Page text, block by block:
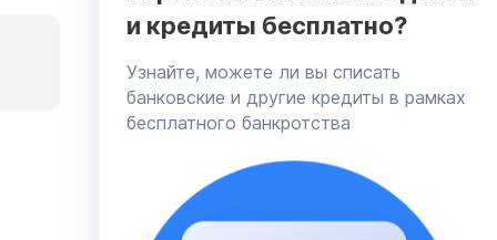
и кредиты бесплатно?
Узнайте, можете ли вы списать
банковские и другие кредиты в рамках
бесплатного банкротства